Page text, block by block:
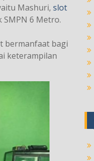
Mashuri, slot
6 Metro.
bermanfaat bagi
keterampilan